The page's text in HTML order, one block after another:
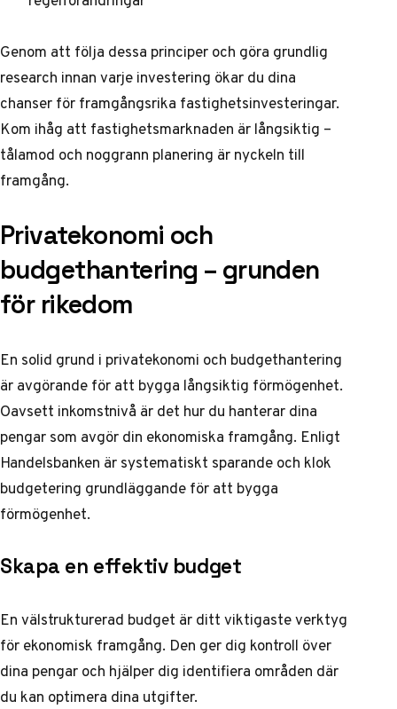
Genom att följa dessa principer och göra grundlig
research innan varje investering ökar du dina
chanser för framgångsrika fastighetsinvesteringar.
Kom ihåg att fastighetsmarknaden är långsiktig –
tålamod och noggrann planering är nyckeln till
framgång.
Privatekonomi och
budgethantering – grunden
för rikedom
En solid grund i privatekonomi och budgethantering
är avgörande för att bygga långsiktig förmögenhet.
Oavsett inkomstnivå är det hur du hanterar dina
pengar som avgör din ekonomiska framgång. Enligt
Handelsbanken är systematiskt sparande och klok
budgetering grundläggande för att bygga
förmögenhet.
Skapa en effektiv budget
En välstrukturerad budget är ditt viktigaste verktyg
för ekonomisk framgång. Den ger dig kontroll över
dina pengar och hjälper dig identifiera områden där
du kan optimera dina utgifter.